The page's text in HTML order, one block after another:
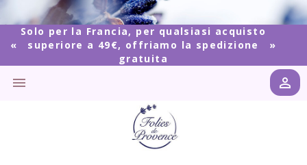
Solo per la Francia, per qualsiasi acquisto
superiore a 49€, offriamo la spedizione
gratuita
 